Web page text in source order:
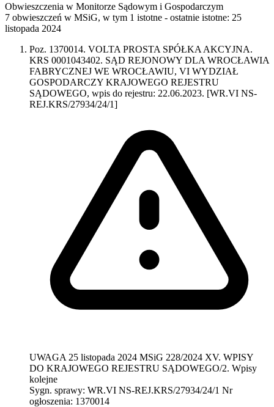
Obwieszczenia w Monitorze Sądowym i Gospodarczym
7 obwieszczeń w MSiG, w tym 1 istotne - ostatnie istotne: 25
listopada 2024
Poz. 1370014. VOLTA PROSTA SPÓŁKA AKCYJNA.
KRS 0001043402. SĄD REJONOWY DLA WROCŁAWIA
FABRYCZNEJ WE WROCŁAWIU, VI WYDZIAŁ
GOSPODARCZY KRAJOWEGO REJESTRU
SĄDOWEGO, wpis do rejestru: 22.06.2023. [WR.VI NS-
REJ.KRS/27934/24/1]
UWAGA 25 listopada 2024 MSiG 228/2024 XV. WPISY
DO KRAJOWEGO REJESTRU SĄDOWEGO/2. Wpisy
kolejne
Sygn. sprawy: WR.VI NS-REJ.KRS/27934/24/1 Nr
ogłoszenia: 1370014